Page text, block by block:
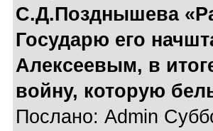
С.Д.Позднышева
Государю его
Алексеевым, в
войну, которую
Послано: Admin